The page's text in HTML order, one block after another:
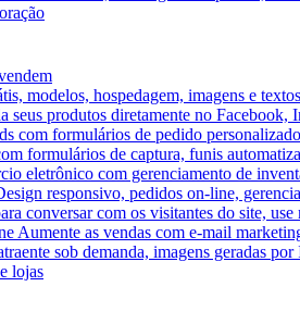
modelos, hospedagem, imagens e
seus produtos diretamente no
com formulários de pedido
formulários de captura, funis
eletrônico com gerenciamento de
responsivo, pedidos on-line,
conversar com os visitantes do site,
Aumente as vendas com e-mail
sob demanda, imagens geradas
lojas